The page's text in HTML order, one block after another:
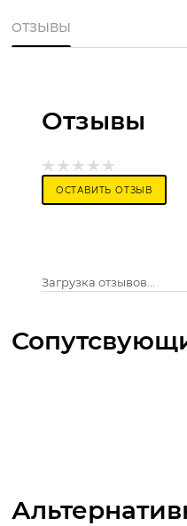
ОТЗЫВЫ
Отзывы
ОСТАВИТЬ ОТЗЫВ
Загрузка отзывов...